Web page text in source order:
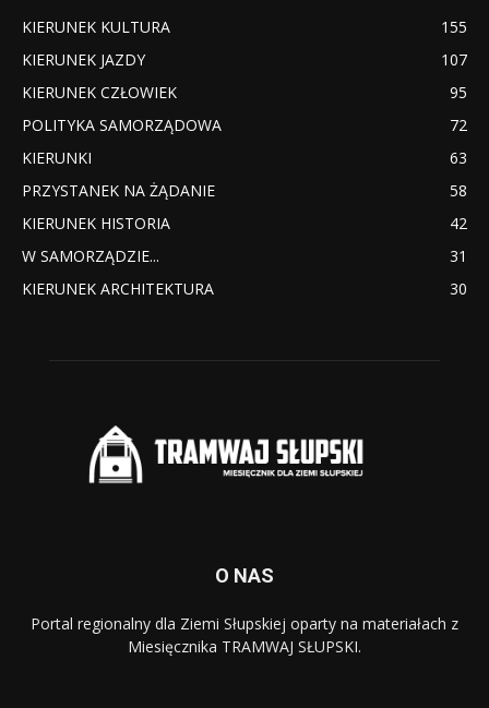
KIERUNEK KULTURA
155
KIERUNEK JAZDY
107
KIERUNEK CZŁOWIEK
95
POLITYKA SAMORZĄDOWA
72
KIERUNKI
63
PRZYSTANEK NA ŻĄDANIE
58
KIERUNEK HISTORIA
42
W SAMORZĄDZIE...
31
KIERUNEK ARCHITEKTURA
30
O NAS
Portal regionalny dla Ziemi Słupskiej oparty na materiałach z
Miesięcznika TRAMWAJ SŁUPSKI.